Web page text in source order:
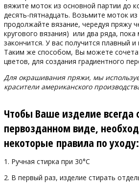
вяжите моток из основной партии до
десять-пятнадцать. Возьмите моток
продолжайте вязание, чередуя пряжу
кругового вязания) или два ряда,
закончится. У вас получится плавный
Таким же способом, Вы можете
цветов, для создания градиентного
Для окрашивания пряжи, мы
красители американского
Чтобы Ваше изделие всегда
первозданном виде,
некоторые правила по уходу:
1. Ручная стирка при 30°С
2. В первый раз, изделие стирать